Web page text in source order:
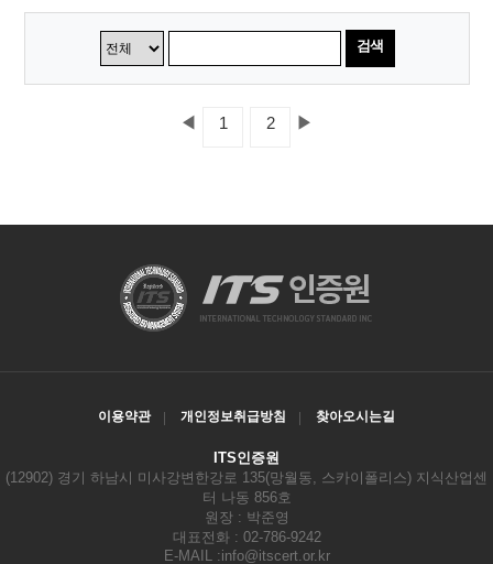
검색
◀ 1 2 ▶
이용약관 개인정보취급방침 찾아오시는길
ITS인증원
(12902) 경기 하남시 미사강변한강로 135(망월동, 스카이폴리스) 지식산업센
터 나동 856호
원장 : 박준영
대표전화 : 02-786-9242
E-MAIL :info@itscert.or.kr